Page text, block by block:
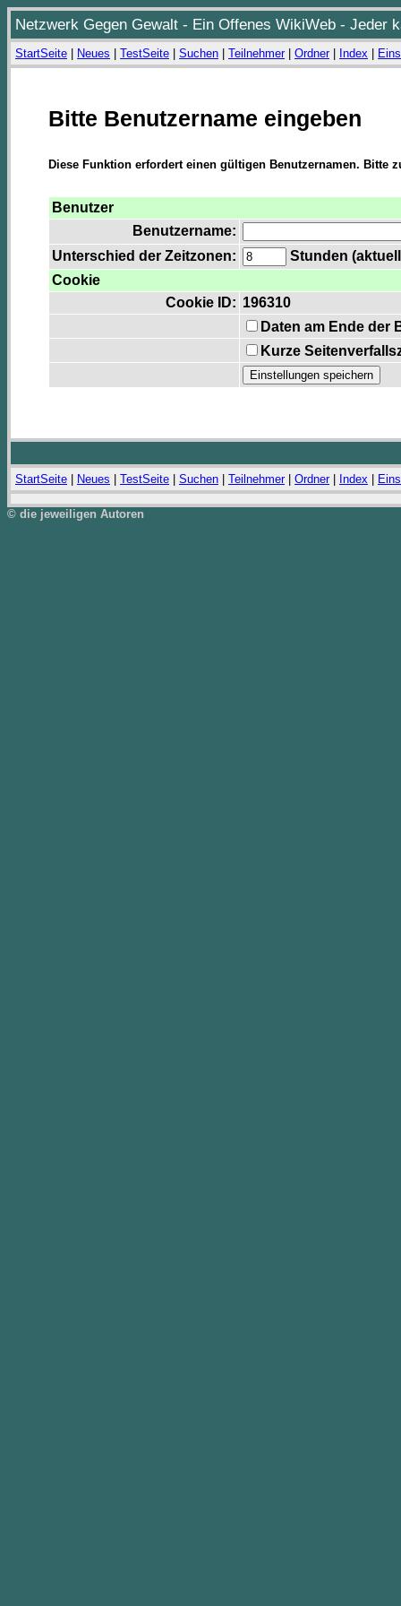
Netzwerk Gegen Gewalt - Ein Offenes WikiWeb - Jeder
StartSeite Neues TestSeite Suchen Teilnehmer| Ordner| Index
Bitte Benutzername eingeben
Diese Funktion erfordert einen gültigen Benutzernamen. Bitte
Benutzer
Benutzername:
Unterschied der Zeitzonen:
Stunden
Cookie
Cookie ID: 196310
Daten am Ende der
Kurze
StartSeite Neues TestSeite Suchen Teilnehmer| Ordner| Index
© die jeweiligen Autoren